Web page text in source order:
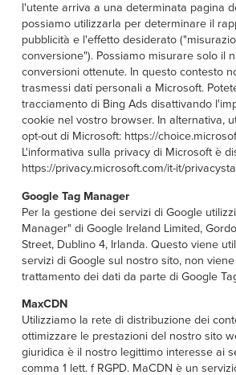
l'utente arriva a una determinata pagina
possiamo utilizzarla per determinare il
pubblicità e l'effetto desiderato
conversione"). Possiamo misurare solo il
conversioni ottenute. In questo contesto
trasmessi dati personali a Microsoft.
tracciamento di Bing Ads disattivando
cookie nel vostro browser. In alternativa,
opt-out di Microsoft: https://
L'informativa sulla privacy di Microsoft è
https://privacy.microsoft.com/it-it/
Google Tag Manager
Per la gestione dei servizi di Google
Manager" di Google Ireland Limited,
Street, Dublino 4, Irlanda. Questo viene
servizi di Google sul nostro sito, non
trattamento dei dati da parte di Google
MaxCDN
Utilizziamo la rete di distribuzione dei
ottimizzare le prestazioni del nostro sito
giuridica è il nostro legittimo interesse ai
comma 1 lett. f RGPD. MaCDN è un